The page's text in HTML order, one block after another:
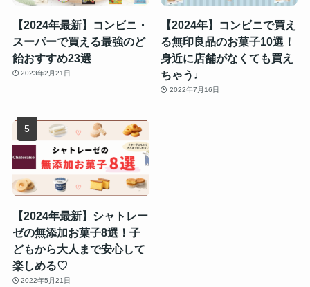
【2024年最新】コンビニ・
スーパーで買える最強のど
飴おすすめ23選
2023年2月21日
【2024年】コンビニで買え
る無印良品のお菓子10選！
身近に店舗がなくても買え
ちゃう♩
2022年7月16日
【2024年最新】シャトレー
ゼの無添加お菓子8選！子
どもから大人まで安心して
楽しめる♡
2022年5月21日